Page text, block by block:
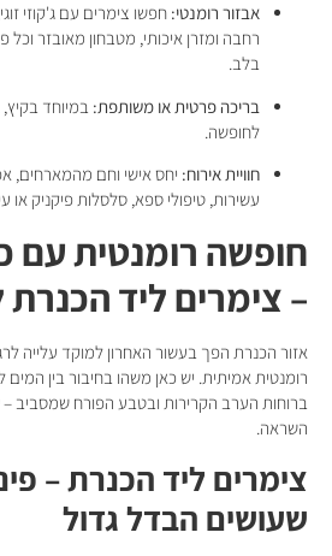
אבזור רומנטי: חפשו צימרים עם ג'קוזי
רחבה ומזרן איכותי, מטבחון מאובזר
בלב.
בריכה פרטית או משותפת: במיוחד
לחופשה.
חוויית אירוח: יחס אישי וחם מהמארחים,
עשירות, טיפולי ספא, סלסלות פיקניק או
חופשה רומנטית עם
– צימרים ליד הכנרת
אזור הכנרת הפך בעשור האחרון למוקד עלייה
רומנטית אמיתית. יש כאן משהו בחיבור בין
ברוחות הערב הקרירות ובטבע הפורח שמסביב –
השראה.
צימרים ליד הכנרת –
שעושים הבדל גדול